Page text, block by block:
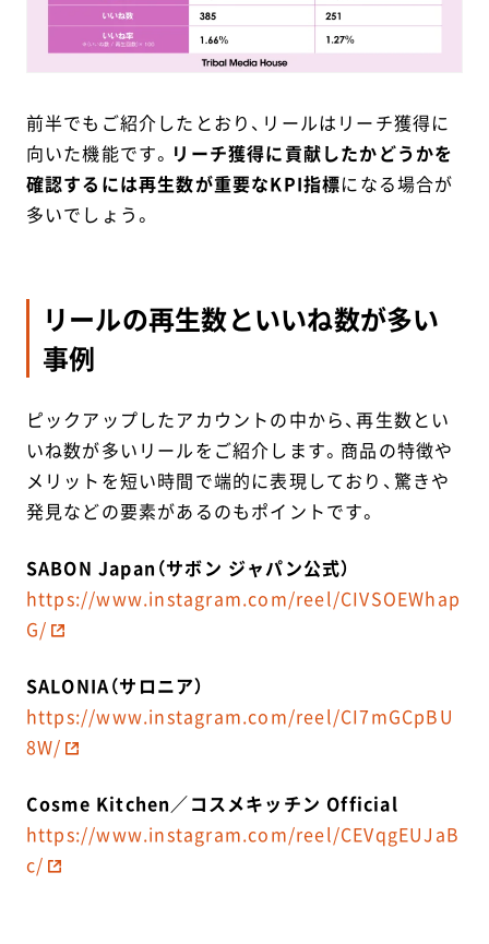
前半でもご紹介したとおり、リールはリーチ獲得に
向いた機能です。 リーチ獲得に貢献したかどうかを
確認するには再生数が重要なKPI指標になる場合が
多いでしょう。
リールの再生数といいね数が多い
事例
ピックアップしたアカウントの中から、再生数とい
いね数が多いリールをご紹介します。商品の特徴や
メリットを短い時間で端的に表現しており、驚きや
発見などの要素があるのもポイントです。
SABON Japan（サボン ジャパン公式）
https://www.instagram.com/reel/CIVSOEWhap
G/
SALONIA（サロニア）
https://www.instagram.com/reel/CI7mGCpBU
8W/
Cosme Kitchen／コスメキッチン Official
https://www.instagram.com/reel/CEVqgEUJaB
c/